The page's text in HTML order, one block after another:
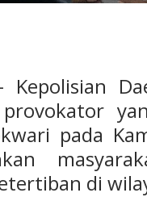
Kepolisian
pada
di